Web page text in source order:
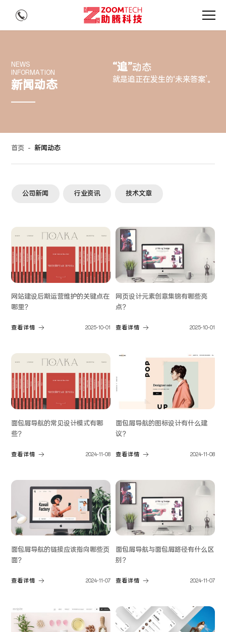
NEWS
INFORMATION
新闻动态
“追”动态
就是追正在发生的‘未来答案’。
首页 - 新闻动态
公司新闻 行业资讯 技术文章
网站建设后期运营维护的关键点在
哪里？
查看详情 2025-10-01
网页设计元素创意集锦有哪些亮
点？
查看详情 2025-10-01
面包屑导航的常见设计模式有哪
些？
查看详情 2024-11-08
面包屑导航的图标设计有什么建
议？
查看详情 2024-11-08
面包屑导航的链接应该指向哪些页
面？
查看详情 2024-11-07
面包屑导航与面包屑路径有什么区
别？
查看详情 2024-11-07